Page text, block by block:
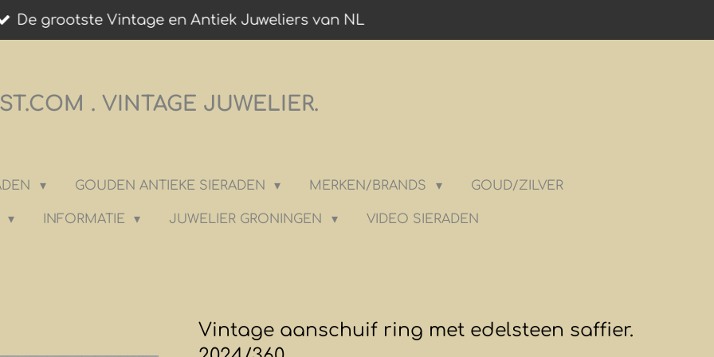
De grootste Vintage en Antiek Juweliers van NL
. VINTAGE JUWELIER.
GOUDEN ANTIEKE SIERADEN MERKEN/BRANDS GOUD/ZILVER
INFORMATIE JUWELIER GRONINGEN VIDEO SIERADEN
Vintage aanschuif ring met edelsteen saffier.